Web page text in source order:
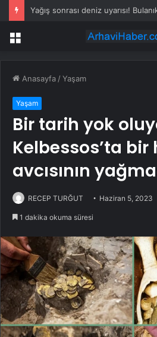
Menü
Anasayfa /Yaşam
Yaşam
Bir tarih yok
Kelbessos’ta bir
avcısının
RECEP TURĞUT Haziran 5, 2023
1 dakika okuma süresi